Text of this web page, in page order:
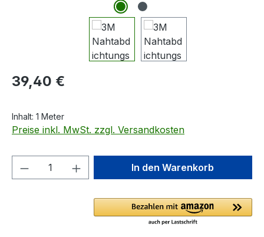
Regulärer Preis:
39,40 €
Inhalt: 1 Meter
Preise inkl. MwSt. zzgl. Versandkosten
Produkt Anzahl: Gib denIn den Warenkorb